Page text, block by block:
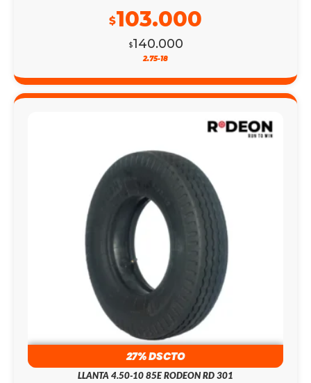
$140.000
$103.000
2.75-18
27% DSCTO
LLANTA 4.50-10 85E RODEON RD 301